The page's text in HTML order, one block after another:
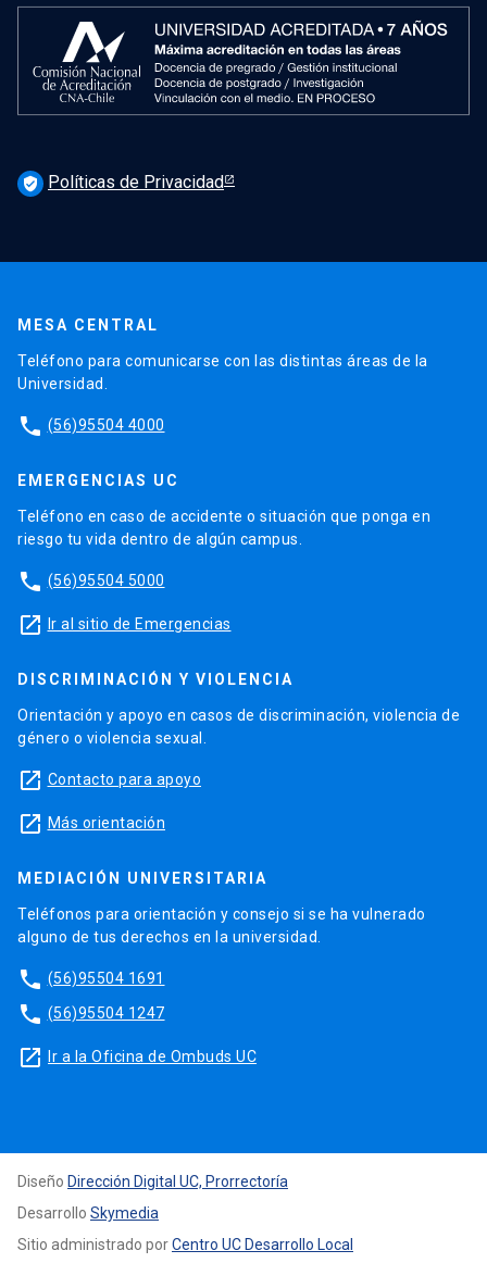
verified_user Políticas de Privacidad
MESA CENTRAL
Teléfono para comunicarse con las distintas áreas de la
Universidad.
phone (56)95504 4000
EMERGENCIAS UC
Teléfono en caso de accidente o situación que ponga en
riesgo tu vida dentro de algún campus.
phone (56)95504 5000
launch Ir al sitio de Emergencias
DISCRIMINACIÓN Y VIOLENCIA
Orientación y apoyo en casos de discriminación, violencia de
género o violencia sexual.
launch Contacto para apoyo
launch Más orientación
MEDIACIÓN UNIVERSITARIA
Teléfonos para orientación y consejo si se ha vulnerado
alguno de tus derechos en la universidad.
phone (56)95504 1691
phone (56)95504 1247
launch Ir a la Oficina de Ombuds UC
Diseño Dirección Digital UC, Prorrectoría
Desarrollo Skymedia
Sitio administrado porCentro UC Desarrollo Local